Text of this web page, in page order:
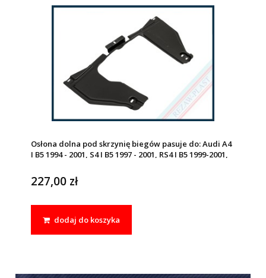
Osłona dolna pod skrzynię biegów pasuje do: Audi A4
I B5 1994 - 2001, S4 I B5 1997 - 2001, RS4 I B5 1999-2001,
1996 - 2005
227,00 zł
dodaj do koszyka